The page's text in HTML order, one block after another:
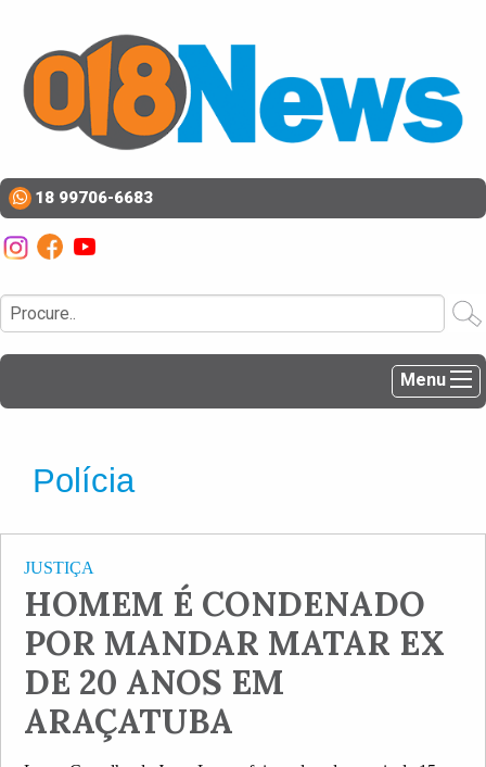
18 99706-6683
Menu
Polícia
JUSTIÇA
HOMEM É CONDENADO
POR MANDAR MATAR EX
DE 20 ANOS EM
ARAÇATUBA